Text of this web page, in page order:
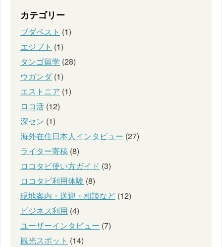
カテゴリー
ブダペスト (1)
エジプト (1)
タンゴ留学 (28)
ウガンダ(1)
エストニア (1)
ロコ活 (12)
深セン (1)
海外在住日本人インタビュー (27)
ライター寄稿 (8)
ロコタビ使い方ガイド (3)
ロコタビ利用体験 (8)
現地案内・送迎・相談など (12)
ビジネス利用 (4)
ユーザーインタビュー (7)
観光スポット (14)